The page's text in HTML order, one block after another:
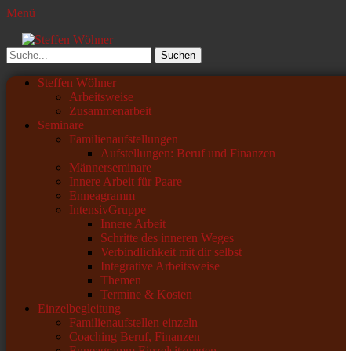
Menü
Steffen Wöhner
Lehrer und Seminarleiter
Suchen
nach:
Primäres
Zum
Steffen Wöhner
Arbeitsweise
Zusammenarbeit
Seminare
Familienaufstellungen
Aufstellungen: Beruf und Finanzen
Männerseminare
Innere Arbeit für Paare
Enneagramm
IntensivGruppe
Innere Arbeit
Schritte des inneren Weges
Verbindlichkeit mit dir selbst
Integrative Arbeitsweise
Themen
Termine & Kosten
Einzelbegleitung
Familienaufstellen einzeln
Coaching Beruf, Finanzen